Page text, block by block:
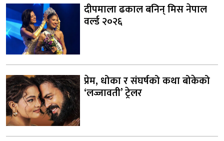
दीपमाला ढकाल बनिन् मिस नेपाल
वर्ल्ड २०२६
प्रेम, धोका र संघर्षको कथा बोकेको
‘लज्जावती’ ट्रेलर